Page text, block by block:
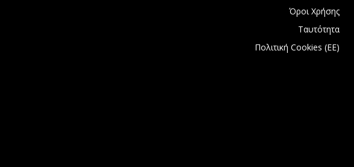
Όροι Χρήσης
Ταυτότητα
Πολιτική Cookies (ΕΕ)